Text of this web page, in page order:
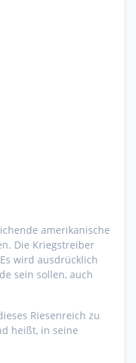
amerikanische
Die Kriegstreiber
wird ausdrücklich
sein sollen, auch
Riesenreich zu
heißt, in seine